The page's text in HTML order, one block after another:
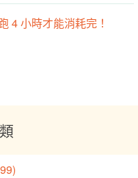
4 小時才能消耗完！